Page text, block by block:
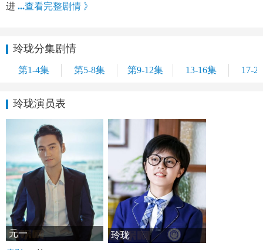
进 ...查看完整剧情 》
玲珑分集剧情
第1-4集 第5-8集 第9-12集 13-16集 17-
玲珑演员表
元一
玲珑